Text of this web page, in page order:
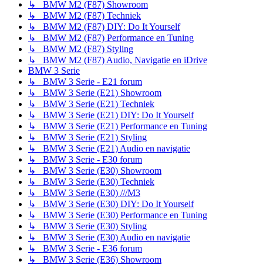
↳ BMW M2 (F87) Showroom
↳ BMW M2 (F87) Techniek
↳ BMW M2 (F87) DIY: Do It Yourself
↳ BMW M2 (F87) Performance en Tuning
↳ BMW M2 (F87) Styling
↳ BMW M2 (F87) Audio, Navigatie en iDrive
BMW 3 Serie
↳ BMW 3 Serie - E21 forum
↳ BMW 3 Serie (E21) Showroom
↳ BMW 3 Serie (E21) Techniek
↳ BMW 3 Serie (E21) DIY: Do It Yourself
↳ BMW 3 Serie (E21) Performance en Tuning
↳ BMW 3 Serie (E21) Styling
↳ BMW 3 Serie (E21) Audio en navigatie
↳ BMW 3 Serie - E30 forum
↳ BMW 3 Serie (E30) Showroom
↳ BMW 3 Serie (E30) Techniek
↳ BMW 3 Serie (E30) ///M3
↳ BMW 3 Serie (E30) DIY: Do It Yourself
↳ BMW 3 Serie (E30) Performance en Tuning
↳ BMW 3 Serie (E30) Styling
↳ BMW 3 Serie (E30) Audio en navigatie
↳ BMW 3 Serie - E36 forum
↳ BMW 3 Serie (E36) Showroom